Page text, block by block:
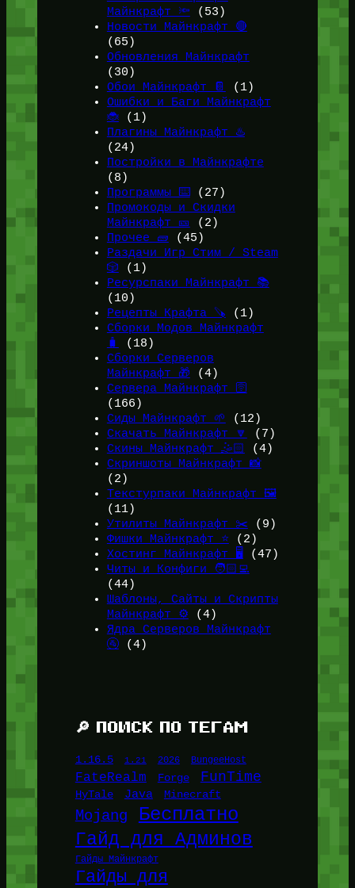
Майнкрафт 🔦 (53)
Новости Майнкрафт 🔴
(65)
Обновления Майнкрафт
(30)
Обои Майнкрафт 📔
(1)
Ошибки и Баги Майнкрафт
🐞(1)
Плагины Майнкрафт ♨️
(24)
Постройки в Майнкрафте
(8)
Программы ⌨️ (27)
Промокоды и Скидки
Майнкрафт 🎫
(2)
Прочее 🧱 (45)
Раздачи Игр Стим / Steam
🎲 (1)
Ресурспаки Майнкрафт 📚
(10)
Рецепты Крафта 🪚 (1)
Сборки Модов Майнкрафт
🧳
(18)
Сборки Серверов
Майнкрафт 🎁 (4)
Сервера Майнкрафт 🛜
(166)
Сиды Майнкрафт 🌱
(12)
Скачать Майнкрафт 🔽
(7)
Скины Майнкрафт 🤹🏻
(4)
Скриншоты Майнкрафт 📸
(2)
Текстурпаки Майнкрафт 🖼️
(11)
Утилиты Майнкрафт ✂️ (9)
Фишки Майнкрафт ⭐(2)
Хостинг Майнкрафт 🖥️ (47)
Читы и Конфиги 🧑🏻‍💻
(44)
Шаблоны, Сайты и Скрипты
Майнкрафт ⚙️ (4)
Ядра Серверов Майнкрафт
🚰(4)
🔎 ПОИСК ПО ТЕГАМ
1.16.5 1.21 2026 BungeeHost
FateRealm Forge FunTime
HyTale Java Minecraft
Mojang Бесплатно
Гайд для Админов
Гайды Майнкрафт
Гайды для